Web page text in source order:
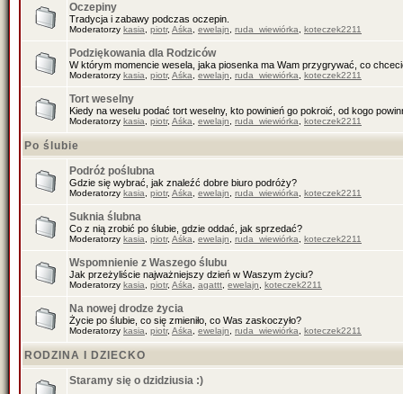
Oczepiny
Tradycja i zabawy podczas oczepin.
Moderatorzy kasia piotr, Aśka ewelajn ruda_wiewiórka koteczek2211
Podziękowania dla Rodziców
W którym momencie wesela, jaka piosenka ma Wam przygrywać, co
Moderatorzy kasia piotr, Aśka ewelajn ruda_wiewiórka koteczek2211
Tort weselny
Kiedy na weselu podać tort weselny, kto powinień go pokroić, od kogo
Moderatorzy kasia piotr, Aśka ewelajn ruda_wiewiórka koteczek2211
Po ślubie
Podróż poślubna
Gdzie się wybrać, jak znaleźć dobre biuro podróży?
Moderatorzy kasia piotr, Aśka ewelajn ruda_wiewiórka koteczek2211
Suknia ślubna
Co z nią zrobić po ślubie, gdzie oddać, jak sprzedać?
Moderatorzy kasia piotr, Aśka ewelajn ruda_wiewiórka koteczek2211
Wspomnienie z Waszego ślubu
Jak przeżyliście najważniejszy dzień w Waszym życiu?
Moderatorzy kasia piotr, Aśka agattt ewelajn koteczek2211
Na nowej drodze życia
Życie po ślubie, co się zmieniło, co Was zaskoczyło?
Moderatorzy kasia piotr, Aśka ewelajn ruda_wiewiórka koteczek2211
RODZINA I DZIECKO
Staramy się o dzidziusia :)